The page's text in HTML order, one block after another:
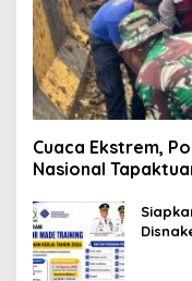
Cuaca Ekstrem,
Nasional